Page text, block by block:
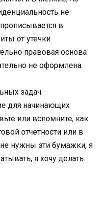
не
в
от утечки
правовая основа
не оформлена.
задач
для начинающих
или вспомните, как
отчётности или в
нужны эти бумажки, я
я хочу делать